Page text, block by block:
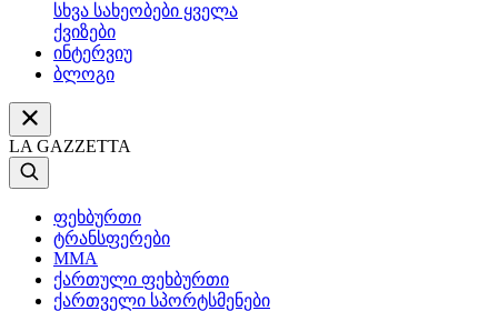
სხვა სახეობები ყველა
ქვიზები
ინტერვიუ
ბლოგი
LA GAZZETTA
ფეხბურთი
ტრანსფერები
MMA
ქართული ფეხბურთი
ქართველი სპორტსმენები